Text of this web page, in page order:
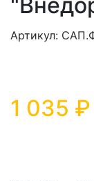
Артикул:
1 035 ₽